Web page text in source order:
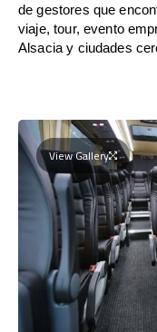
de gestores que
viaje, tour, evento
Alsacia y ciudades
View Gallery